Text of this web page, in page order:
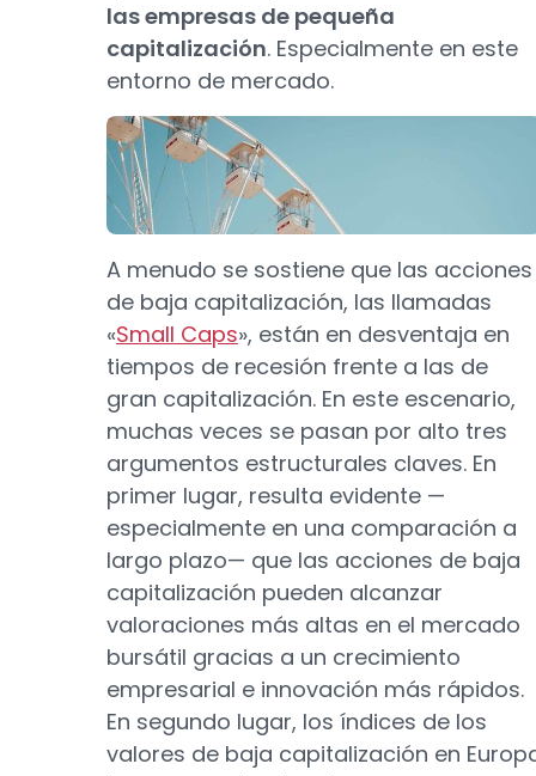
las empresas de pequeña
capitalización. Especialmente en este
entorno de mercado.
A menudo se sostiene que las acciones
de baja capitalización, las llamadas
«Small Caps», están en desventaja en
tiempos de recesión frente a las de
gran capitalización. En este escenario,
muchas veces se pasan por alto tres
argumentos estructurales claves. En
primer lugar, resulta evidente —
especialmente en una comparación a
largo plazo— que las acciones de baja
capitalización pueden alcanzar
valoraciones más altas en el mercado
bursátil gracias a un crecimiento
empresarial e innovación más rápidos.
En segundo lugar, los índices de los
valores de baja capitalización en